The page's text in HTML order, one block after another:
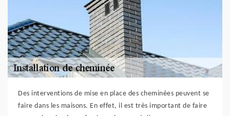
Des interventions de mise en place des cheminées peuvent se
faire dans les maisons. En effet, il est très important de faire